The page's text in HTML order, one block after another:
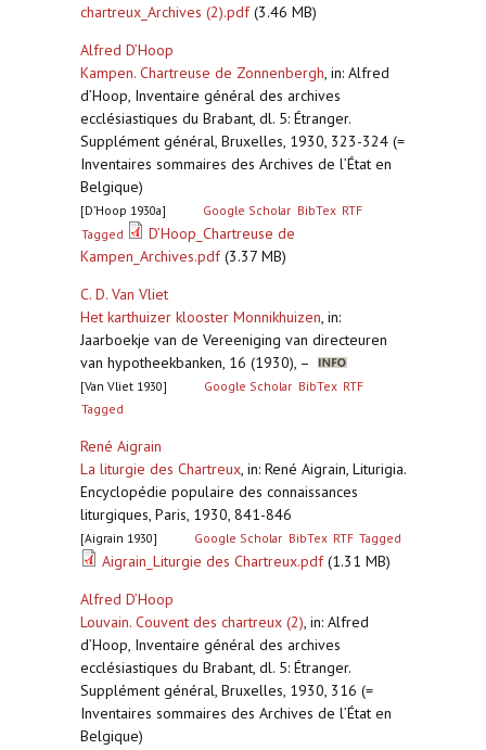
chartreux_Archives (2).pdf(3.46 MB)
Alfred D’Hoop
Kampen. Chartreuse de Zonnenbergh, in: Alfred
d’Hoop, Inventaire général des archives
ecclésiastiques du Brabant, dl. 5: Étranger.
Supplément général, Bruxelles, 1930, 323-324 (=
Inventaires sommaires des Archives de l’État en
Belgique)
[D’Hoop 1930a] Google Scholar BibTex RTF
Tagged
D’Hoop_Chartreuse de
Kampen_Archives.pdf(3.37 MB)
C. D. Van Vliet
Het karthuizer klooster Monnikhuizen, in:
Jaarboekje van de Vereeniging van directeuren
van hypotheekbanken, 16 (1930), –
[Van Vliet 1930] Google Scholar BibTex RTF
Tagged
René Aigrain
La liturgie des Chartreux, in: René Aigrain, Liturigia.
Encyclopédie populaire des connaissances
liturgiques, Paris, 1930, 841-846
[Aigrain 1930] Google Scholar BibTex RTF Tagged
Aigrain_Liturgie des Chartreux.pdf(1.31 MB)
Alfred D’Hoop
Louvain. Couvent des chartreux (2), in: Alfred
d’Hoop, Inventaire général des archives
ecclésiastiques du Brabant, dl. 5: Étranger.
Supplément général, Bruxelles, 1930, 316 (=
Inventaires sommaires des Archives de l’État en
Belgique)